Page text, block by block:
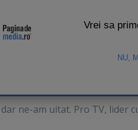
ne-am uitat. Pro TV, lider
Vrei sa
NU,